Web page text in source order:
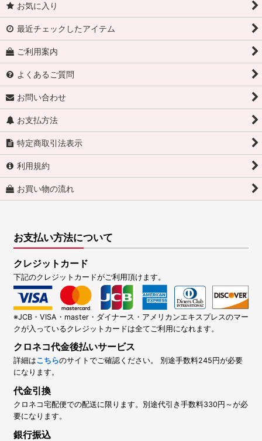
お気に入り
最近チェックしたアイテム
ご利用案内
よくあるご質問
お問い合わせ
お支払方法
特定商取引法表示
利用規約
お買い物の流れ
お支払い方法について
クレジットカード
下記のクレジットカードがご利用頂けます。
※JCB・VISA・master・ダイナース・アメリカンエキスプレスのマー
クが入っているクレジットカードは全てご利用になれます。
クロネコ代金後払いサービス
詳細はこちらのサイトでご確認ください。 別途手数料245円が必要
になります。
代金引換
クロネコ宅配便での配送に限ります。別途代引き手数料330円～が必
要になります。
銀行振込